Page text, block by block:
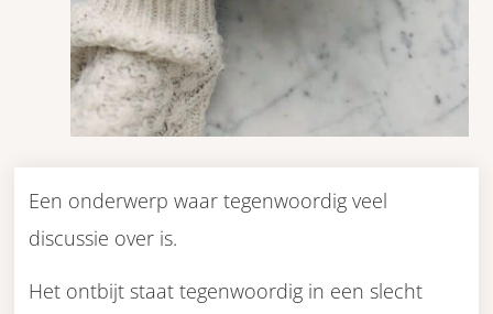
Een onderwerp waar tegenwoordig veel
discussie over is.
Het ontbijt staat tegenwoordig in een slecht